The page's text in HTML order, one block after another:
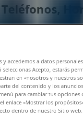
y accedemos a datos
Acepto, estarás
en «nosotros y nuestros
del contenido y los
para cambiar tus opciones
«Mostrar los
dentro de nuestro Sitio web.